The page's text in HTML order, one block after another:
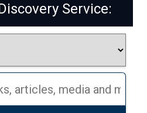
Service: